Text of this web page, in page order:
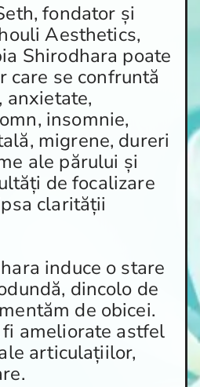
fondator și
Aesthetics,
Shirodhara poate
care se confruntă
anxietate,
insomnie,
migrene, dureri
ale părului și
de focalizare
clarității
induce o stare
dincolo de
de obicei.
ameliorate astfel
articulațiilor,